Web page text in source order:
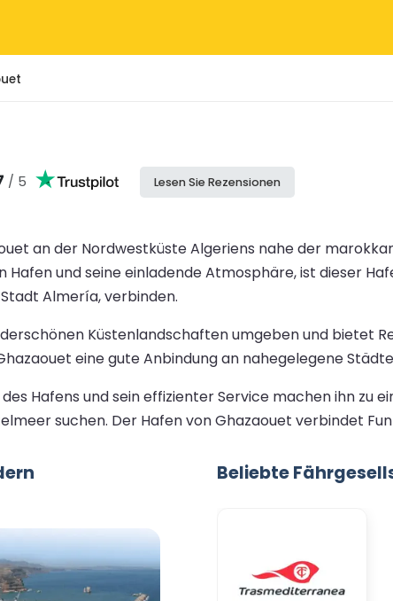
/ 5 Lesen Sie Rezensionen
an der Nordwestküste Algeriens nahe der
Hafen und seine einladende Atmosphäre, ist dieser
Almería, verbinden.
Küstenlandschaften umgeben und bietet
eine gute Anbindung an nahegelegene
Hafens und sein effizienter Service machen ihn
suchen. Der Hafen von Ghazaouet verbindet
Beliebte